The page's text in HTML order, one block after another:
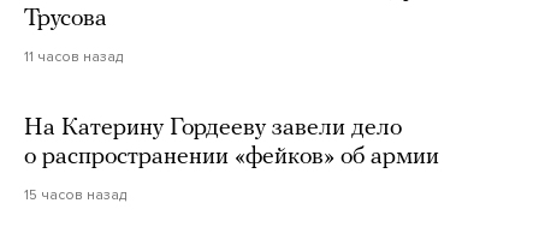
Трусова
11 часов назад
На Катерину Гордееву завели дело
о распространении «фейков» об армии
15 часов назад